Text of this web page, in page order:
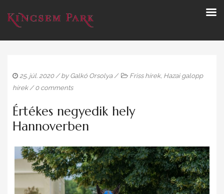
25. júl. 2020/ by Galkó Orsolya/ Friss hírek, Hazai galopp
hírek/0 comments
Értékes negyedik hely
Hannoverben